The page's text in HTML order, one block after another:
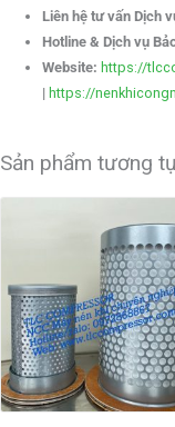
Liên hệ tư vấn Dịch
Hotline & Dịch vụ
Website:https://
|https://
Sản phẩm tương